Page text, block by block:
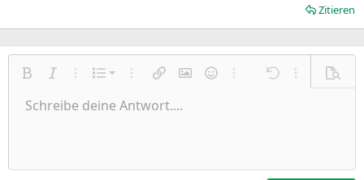
Zitieren
Fett KursivWeitere Einstellungen…
Liste
Nummerierte Liste
Ungeordnete Liste
Weitere Einstellungen…
Link einfügen
Bild einfügen
SmileysWeitere Einstellungen…
Rückgängig
Weitere
Schriftgröße
9
TextfarbeSchriftfamilie
Arial
Durchgestrichen
Unterstrichen
Inline-Code
AusrichtungLinksbündig
Paragraph format
Normal
Heading 2
ZitatMedienTabelle einfügen
Insert horizontal line
SpoilerCode
Wiederholen
BBCode umschalten
Formatierung entfernen
EntwürfeEntwurf speichern
Schreibe deine Antwort....